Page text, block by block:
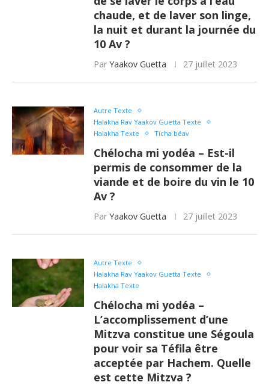
chaude, et de laver son linge,
la nuit et durant la journée du
10 Av ?
Par Yaakov Guetta 27 juillet 2023
Autre Texte
Halakha Rav Yaakov Guetta Texte
Halakha Texte
Ticha béav
Chélocha mi yodéa – Est-il
permis de consommer de la
viande et de boire du vin le 10
Av ?
Par Yaakov Guetta 27 juillet 2023
Autre Texte
Halakha Rav Yaakov Guetta Texte
Halakha Texte
Chélocha mi yodéa –
L’accomplissement d’une
Mitzva constitue une Ségoula
pour voir sa Téfila être
acceptée par Hachem. Quelle
est cette Mitzva ?